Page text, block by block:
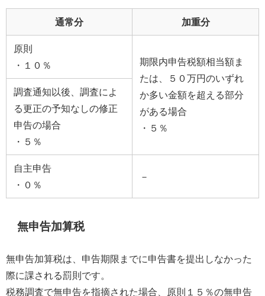
通常分 加重分
原則
・１０％
期限内申告税額相当額ま
たは、５０万円のいずれ
か多い金額を超える部分
がある場合
・５％
調査通知以後、調査によ
る更正の予知なしの修正
申告の場合
・５％
自主申告
・０％
－
無申告加算税
無申告加算税は、申告期限までに申告書を提出しなかった
際に課される罰則です。
税務調査で無申告を指摘された場合、原則１５％の無申告